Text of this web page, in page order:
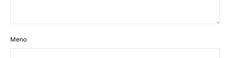
Meno